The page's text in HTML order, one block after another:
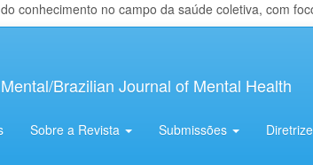
conhecimento no campo da saúde coletiva, com
Brazilian Journal of Mental Health
Sobre a Revista Submissões